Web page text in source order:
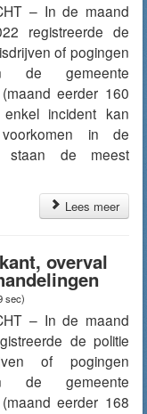
– In de maand
registreerde de
of pogingen
de gemeente
eerder 160
incident kan
voorkomen in de
staan de meest
Lees meer
overval
sec)
– In de maand
de politie
of pogingen
de gemeente
eerder 168